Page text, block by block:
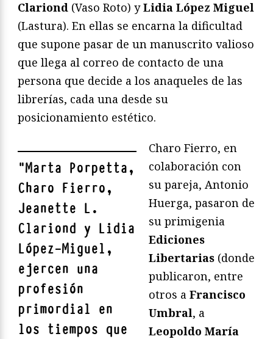
Clariond (Vaso Roto) yLidia López Miguel
(Lastura). En ellas se encarna la dificultad
que supone pasar de un manuscrito valioso
que llega al correo de contacto de una
persona que decide a los anaqueles de las
librerías, cada una desde su
posicionamiento estético.
"Marta Porpetta,
Charo Fierro,
Jeanette L.
Clariond y Lidia
López-Miguel,
ejercen una
profesión
primordial en
los tiempos que
Charo Fierro, en
colaboración con
su pareja, Antonio
Huerga, pasaron de
su primigenia
Ediciones
Libertarias (donde
publicaron, entre
otros a Francisco
Umbral, a
Leopoldo María